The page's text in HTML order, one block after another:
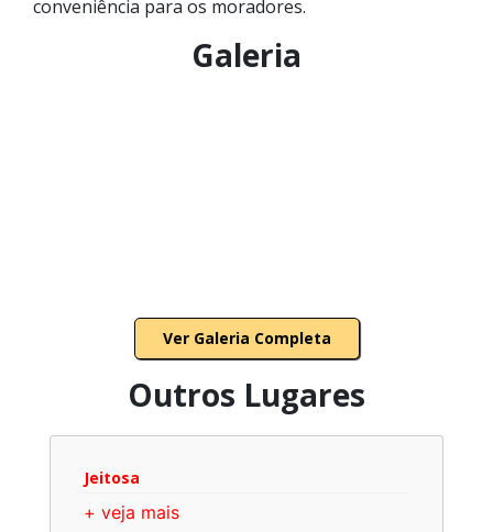
conveniência para os moradores.
Galeria
Ver Galeria Completa
Outros Lugares
Jeitosa
+ veja mais